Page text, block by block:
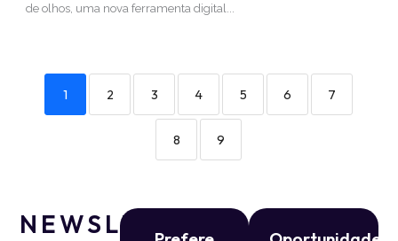
de olhos, uma nova ferramenta digital...
1 2 3 4 5 6 7
8 9
NEWSLETTER